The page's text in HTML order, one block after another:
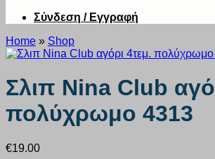
Σύνδεση / Εγγραφή
Home » Shop
Σλιπ Nina Club
πολύχρωμο 4313
€19.00